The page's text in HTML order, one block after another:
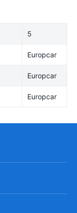
5
Europcar
Europcar
Europcar